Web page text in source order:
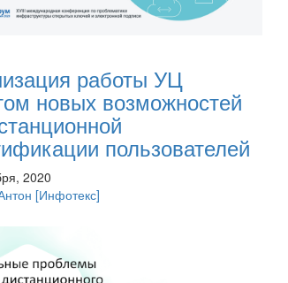
работы УЦ
новых возможностей
пользователей
2020
[Инфотекс]